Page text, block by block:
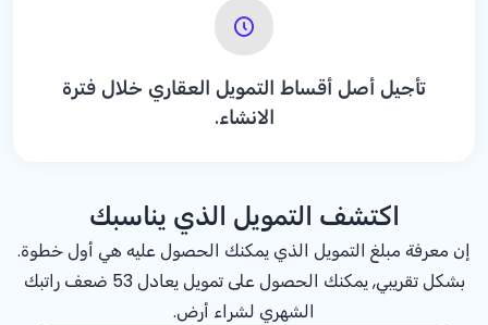
تأجيل أصل أقساط التمويل العقاري خلال فترة
الانشاء.
اكتشف التمويل الذي يناسبك
إن معرفة مبلغ التمويل الذي يمكنك الحصول عليه هي أول خطوة.
بشكل تقريبي, يمكنك الحصول على تمويل يعادل 53 ضعف راتبك
الشهري لشراء أرض.